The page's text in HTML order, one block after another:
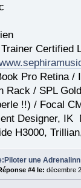
Certified
Pro Retina /
Rack / SPL
!!) / Focal
Designer, IK
H3000,
une
#4 le: décembre